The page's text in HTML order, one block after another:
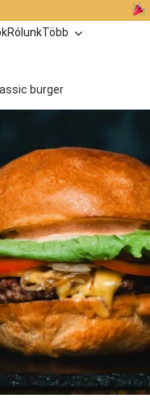
RólunkTöbb
burger